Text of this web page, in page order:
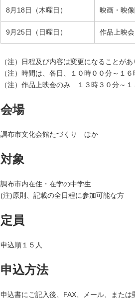
8月18日（木曜日） 映画・映
9月25日（日曜日） 作品上映会
（注）日程及び内容は変更になることがあ
（注）時間は、各日、１０時００分～１６
（注）作品上映会のみ １３時３０分～１
会場
調布市文化会館たづくり ほか
対象
調布市内在住・在学の中学生
(注)原則、記載の全日程に参加可能な方
定員
申込順１５人
申込方法
申込書にご記入後、FAX、メール、または